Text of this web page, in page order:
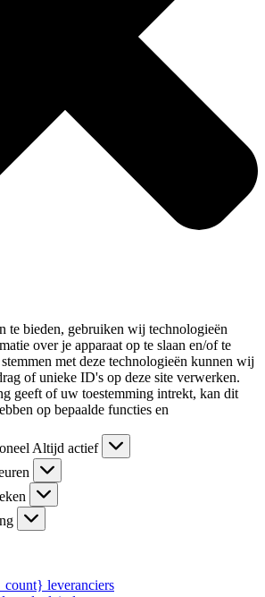
te bieden, gebruiken wij technologieën
over je apparaat op te slaan en/of te
met deze technologieën kunnen wij
of unieke ID's op deze site verwerken.
geeft of uw toestemming intrekt, kan dit
op bepaalde functies en
Altijd actief
leveranciers